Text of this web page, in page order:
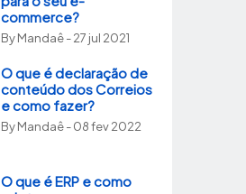
commerce?
ByMandaê- 27 jul 2021
O que é declaração de
conteúdo dos Correios
e como fazer?
ByMandaê- 08 fev 2022
O que é ERP e como